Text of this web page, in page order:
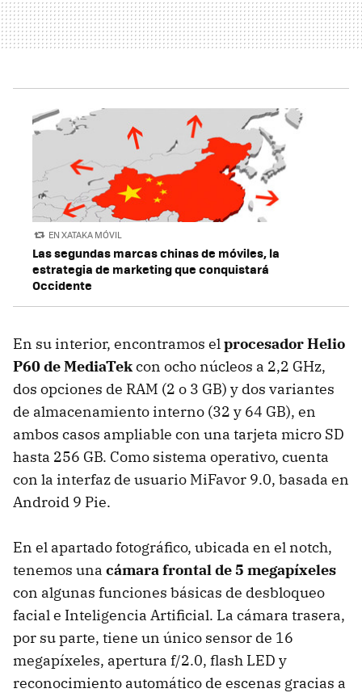
EN XATAKA MÓVIL
Las segundas marcas chinas de móviles, la
estrategia de marketing que conquistará
Occidente
En su interior, encontramos elprocesador Helio
P60 de MediaTekcon ocho núcleos a 2,2 GHz,
dos opciones de RAM (2 o 3 GB) y dos variantes
de almacenamiento interno (32 y 64 GB), en
ambos casos ampliable con una tarjeta micro SD
hasta 256 GB. Como sistema operativo, cuenta
con la interfaz de usuario MiFavor 9.0, basada en
Android 9 Pie.
En el apartado fotográfico, ubicada en el notch,
tenemos una cámara frontal de 5 megapíxeles
con algunas funciones básicas de desbloqueo
facial e Inteligencia Artificial. La cámara trasera,
por su parte, tiene un único sensor de 16
megapíxeles, apertura f/2.0, flash LED y
reconocimiento automático de escenas gracias a